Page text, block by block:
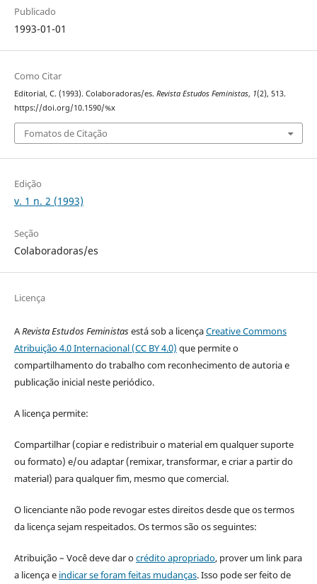
Publicado
1993-01-01
Como Citar
Editorial, C. (1993). Colaboradoras/es. Revista Estudos Feministas, 1(2), 513.
https://doi.org/10.1590/%x
Fomatos de Citação
Edição
v. 1 n. 2 (1993)
Seção
Colaboradoras/es
Licença
ARevista Estudos Feministasestá sob a licençaCreative Commons
Atribuição 4.0 Internacional (CC BY 4.0) que permite o
compartilhamento do trabalho com reconhecimento de autoria e
publicação inicial neste periódico.
A licença permite:
Compartilhar (copiar e redistribuir o material em qualquer suporte
ou formato) e/ou adaptar (remixar, transformar, e criar a partir do
material) para qualquer fim, mesmo que comercial.
O licenciante não pode revogar estes direitos desde que os termos
da licença sejam respeitados. Os termos são os seguintes:
Atribuição – Você deve dar ocrédito apropriado, prover um link para
a licença e indicar se foram feitas mudanças. Isso pode ser feito de